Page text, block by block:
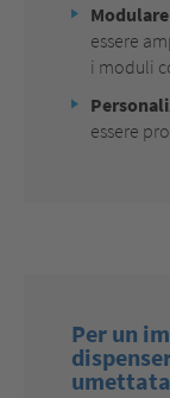
Modulare
essere
i moduli
essere
Per un